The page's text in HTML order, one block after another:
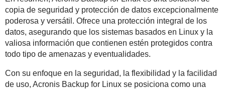
copia de seguridad y protección de datos excepcionalmente
poderosa y versátil. Ofrece una protección integral de los
datos, asegurando que los sistemas basados en Linux y la
valiosa información que contienen estén protegidos contra
todo tipo de amenazas y eventualidades.
Con su enfoque en la seguridad, la flexibilidad y la facilidad
de uso, Acronis Backup for Linux se posiciona como una